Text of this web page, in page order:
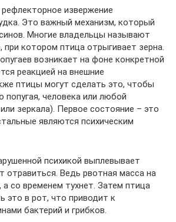
извержение
Это важный механизм, который
Многие владельцы называют
при котором птица отрыгивает зерна.
возникает на фоне конкретной
реакцией на внешние
птицы могут сделать это, чтобы
попугая, человека или любой
зеркала). Первое состояние – это
являются психическим
психикой выплевывает
отравиться. Ведь рвотная масса на
а со временем тухнет. Затем птица
это в рот, что приводит к
бактерий и грибков.